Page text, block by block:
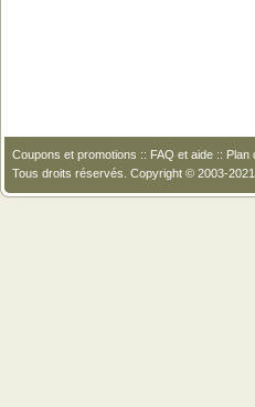
Coupons et promotions :: FAQ et aide :: Plan
Tous droits réservés. Copyright © 2003-